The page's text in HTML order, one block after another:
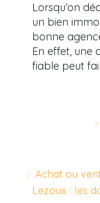
Lorsqu’on
un bien
bonne
En effet, une
fiable peut
Achat ou
Lezoux : les